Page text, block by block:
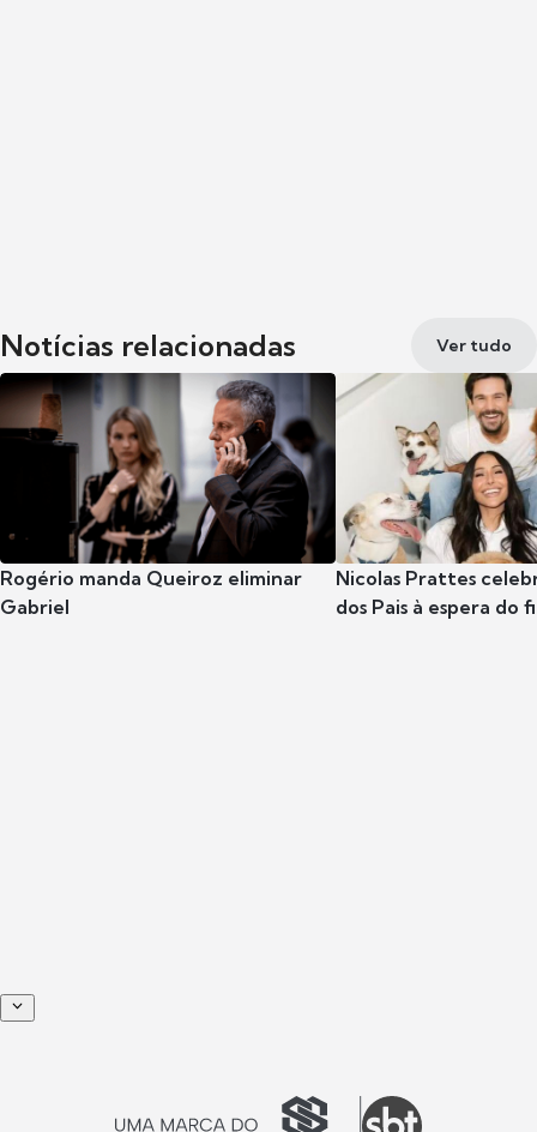
Notícias relacionadas Ver tudo
Rogério manda Queiroz eliminar
Gabriel
Nicolas Prattes
dos Pais à espera do